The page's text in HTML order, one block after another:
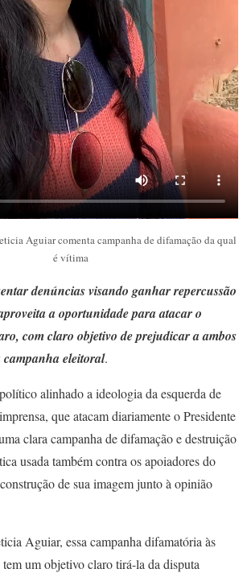
Aguiar comenta campanha de difamação da qual
é vítima
denúncias visando ganhar repercussão
a oportunidade para atacar o
com claro objetivo de prejudicar a ambos
eleitoral.
alinhado a ideologia da esquerda de
que atacam diariamente o Presidente
clara campanha de difamação e destruição
usada também contra os apoiadores do
de sua imagem junto à opinião
Aguiar, essa campanha difamatória às
tem um objetivo claro tirá-la da disputa